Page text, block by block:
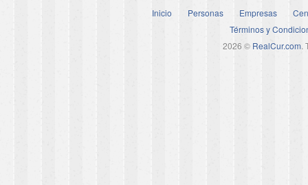
Inicio Personas Empresas
Términos y
2026 © RealCur.com.